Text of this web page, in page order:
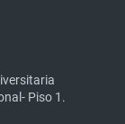
Piso 1.